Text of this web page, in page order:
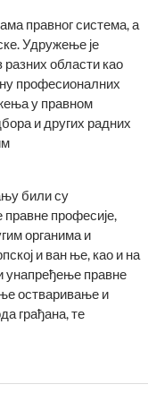
правног система, а
Удружење је
области као
професионалних
у правном
и других радних
били су
професије,
органима и
и ван ње, као и на
унапређење правне
остваривање и
грађана, те